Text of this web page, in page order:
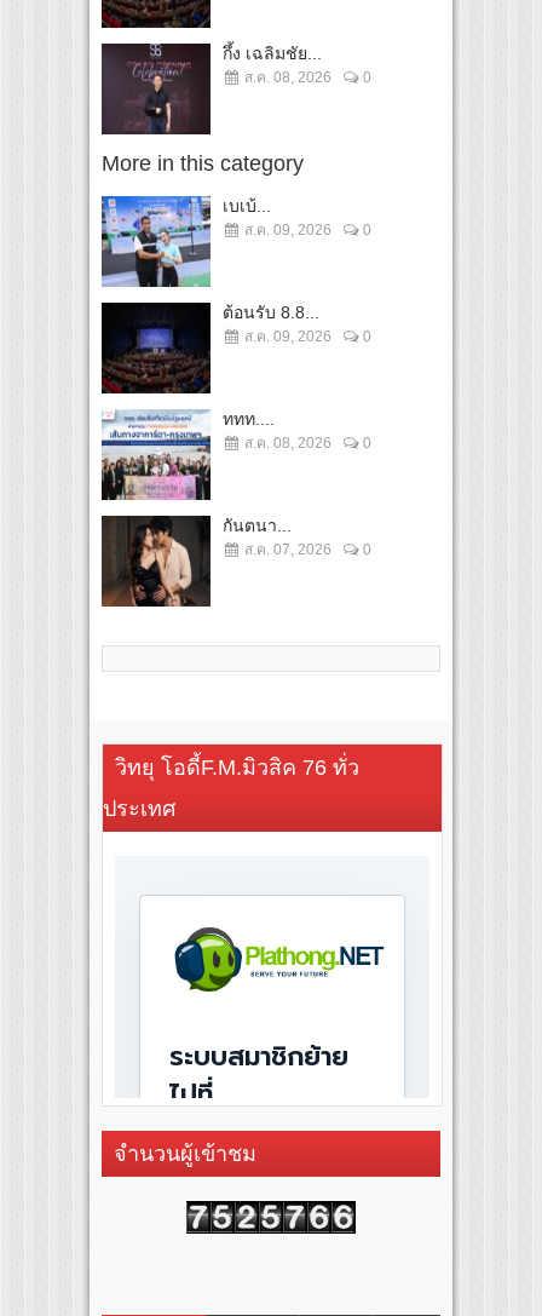
กึ้ง เฉลิมชัย...
ส.ค. 08, 2026 0
More in this category
เบเบ้...
ส.ค. 09, 2026 0
ต้อนรับ 8.8...
ส.ค. 09, 2026 0
ททท....
ส.ค. 08, 2026 0
กันตนา...
ส.ค. 07, 2026 0
วิทยุ โอดี้F.M.มิวสิค 76 ทั่ว
ประเทศ
จำนวนผู้เข้าชม